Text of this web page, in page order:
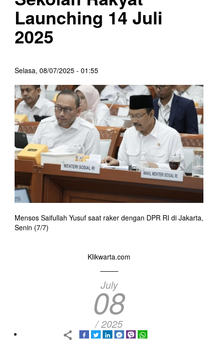
Launching 14 Juli
2025
Selasa, 08/07/2025 - 01:55
Mensos Saifullah Yusuf saat raker dengan DPR RI di Jakarta,
Senin (7/7)
Klikwarta.com
July
08
/ 2025